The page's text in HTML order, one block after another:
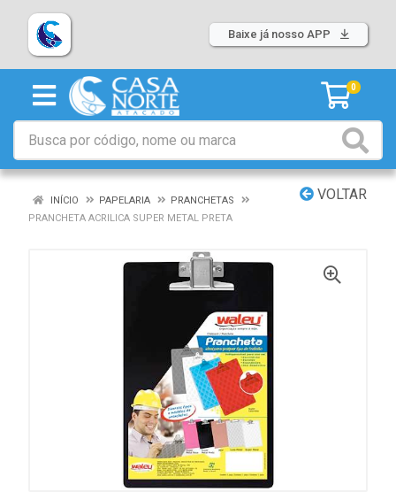
Baixe já nosso APP
0
VOLTAR
INÍCIO PAPELARIA
PRANCHETAS
PRANCHETA ACRILICA SUPER METAL PRETA